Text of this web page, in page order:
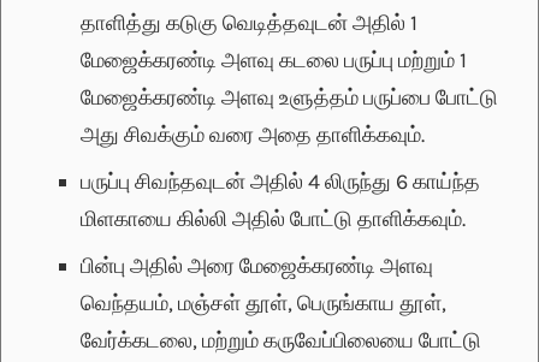
தாளித்து கடுகு வெடித்தவுடன் அதில் 1
மேஜைக்கரண்டி அளவு கடலை பருப்பு மற்றும் 1
மேஜைக்கரண்டி அளவு உளுத்தம் பருப்பை போட்டு
அது சிவக்கும் வரை அதை தாளிக்கவும்.
பருப்பு சிவந்தவுடன் அதில் 4 லிருந்து 6 காய்ந்த
மிளகாயை கில்லி அதில் போட்டு தாளிக்கவும்.
பின்பு அதில் அரை மேஜைக்கரண்டி அளவு
வெந்தயம், மஞ்சள் தூள், பெருங்காய தூள்,
வேர்க்கடலை, மற்றும் கருவேப்பிலையை போட்டு